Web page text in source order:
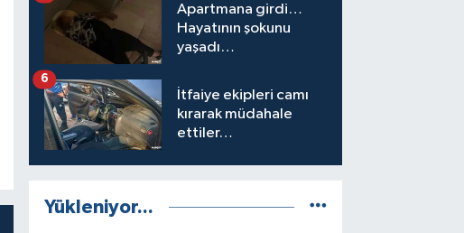
Apartmana girdi…
Hayatının şokunu
yaşadı…
İtfaiye ekipleri camı
kırarak müdahale
ettiler…
6
Yükleniyor...